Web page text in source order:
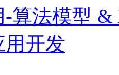
-算法模型 &
用开发